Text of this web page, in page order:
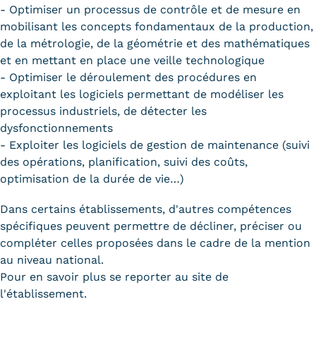
- Optimiser un processus de contrôle et de mesure en
mobilisant les concepts fondamentaux de la production,
de la métrologie, de la géométrie et des mathématiques
et en mettant en place une veille technologique
- Optimiser le déroulement des procédures en
exploitant les logiciels permettant de modéliser les
processus industriels, de détecter les
dysfonctionnements
- Exploiter les logiciels de gestion de maintenance (suivi
des opérations, planification, suivi des coûts,
optimisation de la durée de vie…)
Dans certains établissements, d'autres compétences
spécifiques peuvent permettre de décliner, préciser ou
compléter celles proposées dans le cadre de la mention
au niveau national.
Pour en savoir plus se reporter au site de
l'établissement.